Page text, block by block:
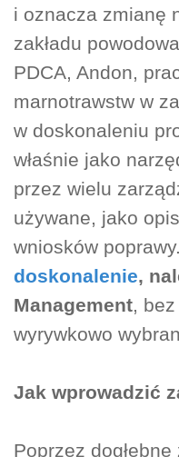
i oznacza zmianę
zakładu
PDCA, Andon,
marnotrawstw w
w doskonaleniu
właśnie jako
przez wielu
używane, jako
wniosków
doskonalenie,
Management,
wyrywkowo
Jak wprowadzić
Poprzez